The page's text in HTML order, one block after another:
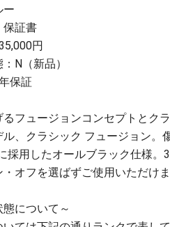
ー
保証書
円
N（新品）
保証
るフュージョンコンセプトとク
、クラシック フュージョン。
採用したオールブラック仕様。
オフを選ばずご使用いただけま
について～